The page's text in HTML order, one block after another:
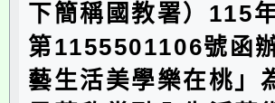
下簡稱國教署）115
第1155501106號函
藝生活美學樂在桃」